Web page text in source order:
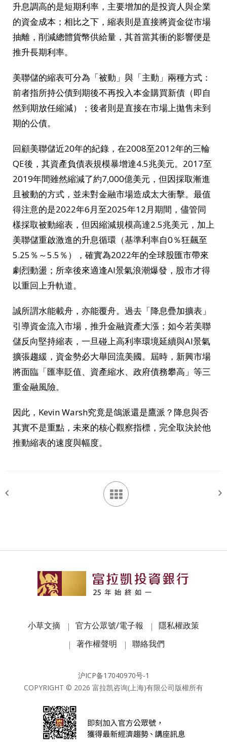
升息調高的是短期利率，主要增加的是投資人與企業
的資金成本；相比之下，縮表則是直接將資金從市場
抽離，削減總體貨幣供給量，其首當其衝的影響便是
推升長期利率。
美聯儲的縮表可分為「被動」與「主動」兩種方式：
前者指所持公債到期後不再投入本金購買新債（即自
然到期放任縮減）；後者則是直接在市場上拋售未到
期的公債。
回顧美聯儲近20年的紀錄，在2008至2012年的三輪
QE後，其資產負債表規模暴增達4.5兆美元。2017至
2019年間雖然縮減了約7,000億美元，但因採取漸進
且被動的方式，並未對金融市場造成太大衝擊。最值
得注意的是2022年6月至2025年12月期間，儘管同
樣採取被動縮表，但因縮減規模高達2.5兆美元，加上
美聯儲重啟激進的升息循環（基準利率自0％狂飆至
5.25％～5.5％），確實為2022年的全球股匯市帶來
劇烈動盪；所幸後來適逢AI景氣浪潮爆發，股市才得
以重回上升軌道。
誠所謂水能載舟，亦能覆舟。過去「降息疊加擴表」
引導資金流入市場，推升金融資產大漲；如今若美聯
儲反向堅持縮表，一旦碰上高利率環境延續與AI景氣
擴張趨緩，資金勢必大舉回流美國。屆時，新興市場
將面臨「匯率貶值、資產縮水、政府債務攀高」等三
重金融風險。
因此，Kevin Warsh究竟是鴿派還是鷹派？降息與否
其實不是重點，未來的核心觀察指標，完全取決於他
推動縮表的速度與幅度。
小草文摘 官方公眾號/電子報
隱私權政策
著作權聲明
聯絡我們
沪ICP备17040970号-1
COPYRIGHT © 2026 富拉凯咨询(上海)有限公司版權所有